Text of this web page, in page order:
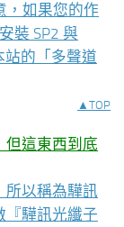
，如果您的作
裝 SP2 與
的「 多聲道
▲TOP
但這東西到底
所以稱為驊訊
『驊訊光纖子